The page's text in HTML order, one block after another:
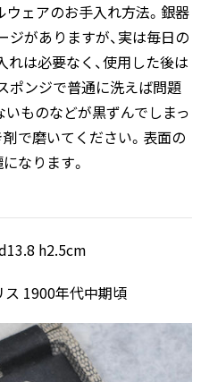
ェアのお手入れ方法。銀器
がありますが、実は毎日の
は必要なく、使用した後は
ポンジで普通に洗えば問題
ものなどが黒ずんでしまっ
で磨いてください。表面の
なります。
h2.5cm
1900年代中期頃